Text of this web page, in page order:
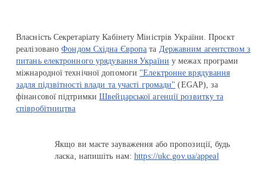
Власність Секретаріату Кабінету Міністрів України. Проєкт
реалізованоФондом Східна Європа та Державним агентством з
питань електронного урядування України у межах програми
міжнародної технічної допомоги "Електронне врядування
задля підзвітності влади та участі громади" (EGAP), за
фінансової підтримкиШвейцарської агенції розвитку та
співробітництва
Якщо ви маєте зауваження або пропозиції, будь
ласка, напишіть нам:https://ukc.gov.ua/appeal